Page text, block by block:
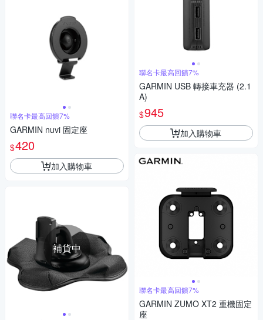
聯名卡最高回饋7%
GARMIN nuvi 固定座
$420
加入購物車
補貨中
聯名卡最高回饋7%
GARMIN USB 轉接車充器 (2.1
A)
$945
加入購物車
聯名卡最高回饋7%
GARMIN ZUMO XT2 重機固定
座